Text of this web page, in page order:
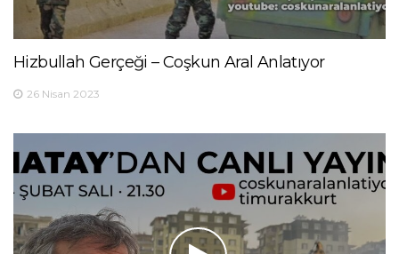
Hizbullah Gerçeği – Coşkun Aral Anlatıyor
26 Nisan 2023